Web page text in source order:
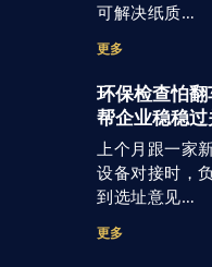
可解决纸质…
更多
环保检查怕
帮企业稳稳过
上个月跟一家
设备对接时，
到选址意见…
更多